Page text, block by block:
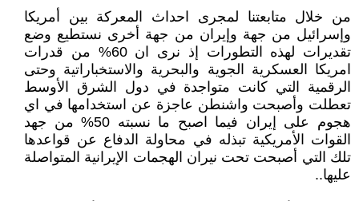
من خلال متابعتنا لمجرى احداث المعركة بين أمريكا
وإسرائيل من جهة وإيران من جهة أخرى نستطيع وضع
تقديرات لهذه التطورات إذ نرى ان 60% من قدرات
امريكا العسكرية الجوية والبحرية والاستخباراتية وحتى
الرقمية التي كانت متواجدة في دول الشرق الأوسط
تعطلت وأصبحت واشنطن عاجزة عن استخدامها في اي
هجوم على إيران فيما اصبح ما نسبته 50% من جهد
القوات الأمريكية تبذله في محاولة الدفاع عن قواعدها
تلك التي أصبحت تحت نيران الهجمات الإيرانية المتواصلة
عليها..